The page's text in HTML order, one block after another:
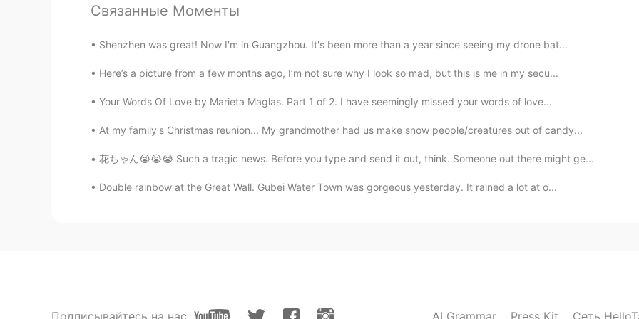
Связанные Моменты
Shenzhen was great! Now I'm in Guangzhou. It's been more than a year since seeing my drone bat...
Here’s a picture from a few months ago, I’m not sure why I look so mad, but this is me in my secu...
Your Words Of Love by Marieta Maglas. Part 1 of 2. I have seemingly missed your words of love...
At my family's Christmas reunion... My grandmother had us make snow people/creatures out of candy...
花ちゃん😭😭😭 Such a tragic news. Before you type and send it out, think. Someone out there might ge...
Double rainbow at the Great Wall. Gubei Water Town was gorgeous yesterday. It rained a lot at o...
Подписывайтесь на нас AI Grammar Press Kit Сеть